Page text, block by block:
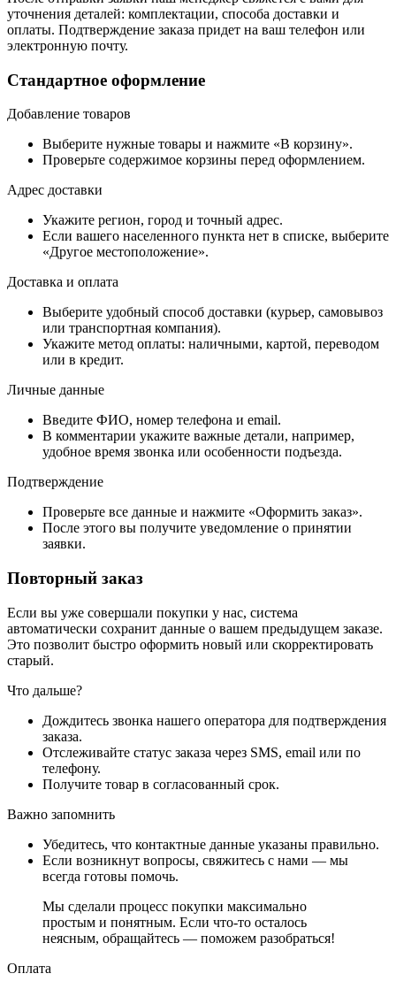
уточнения деталей: комплектации, способа доставки и
оплаты. Подтверждение заказа придет на ваш телефон или
электронную почту.
Стандартное оформление
Добавление товаров
Выберите нужные товары и нажмите «В корзину».
Проверьте содержимое корзины перед оформлением.
Адрес доставки
Укажите регион, город и точный адрес.
Если вашего населенного пункта нет в списке, выберите
«Другое местоположение».
Доставка и оплата
Выберите удобный способ доставки (курьер, самовывоз
или транспортная компания).
Укажите метод оплаты: наличными, картой, переводом
или в кредит.
Личные данные
Введите ФИО, номер телефона и email.
В комментарии укажите важные детали, например,
удобное время звонка или особенности подъезда.
Подтверждение
Проверьте все данные и нажмите «Оформить заказ».
После этого вы получите уведомление о принятии
заявки.
Повторный заказ
Если вы уже совершали покупки у нас, система
автоматически сохранит данные о вашем предыдущем заказе.
Это позволит быстро оформить новый или скорректировать
старый.
Что дальше?
Дождитесь звонка нашего оператора для подтверждения
заказа.
Отслеживайте статус заказа через SMS, email или по
телефону.
Получите товар в согласованный срок.
Важно запомнить
Убедитесь, что контактные данные указаны правильно.
Если возникнут вопросы, свяжитесь с нами — мы
всегда готовы помочь.
Мы сделали процесс покупки максимально
простым и понятным. Если что-то осталось
неясным, обращайтесь — поможем разобраться!
Оплата